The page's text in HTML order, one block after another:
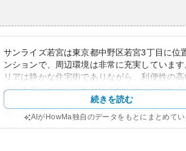
サンライズ若宮は東京都中野区若宮3丁目に位
ンションで、周辺環境は非常に充実していま
リアは静かな住宅街でありながら、利便性の
誇ります。付近には教育機関や公園、コンビ
ーマーケットが存在し、日常生活に必要な施設
内に揃っています。外観は一般的な中層マンシ
続きを読む
AIがHowMa独自のデータをもとにまとめてい